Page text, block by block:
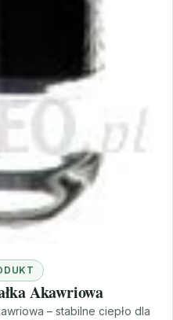
Akawriowa
– stabilne ciepło dla